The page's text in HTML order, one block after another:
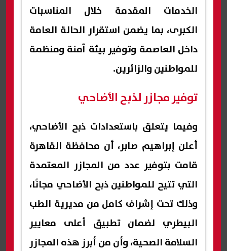
الخدمات المقدمة خلال المناسبات
الكبرى، بما يضمن استقرار الحالة العامة
داخل العاصمة وتوفير بيئة آمنة ومنظمة
للمواطنين والزائرين.
توفير مجازر لذبح الأضاحي
وفيما يتعلق باستعدادات ذبح الأضاحي،
أعلن إبراهيم صابر، أن محافظة القاهرة
قامت بتوفير عدد من المجازر المعتمدة
التي تتيح للمواطنين ذبح الأضاحي مجانًا،
وذلك تحت إشراف كامل من مديرية الطب
البيطري لضمان تطبيق أعلى معايير
السلامة الصحية، وأن من أبرز هذه المجازر